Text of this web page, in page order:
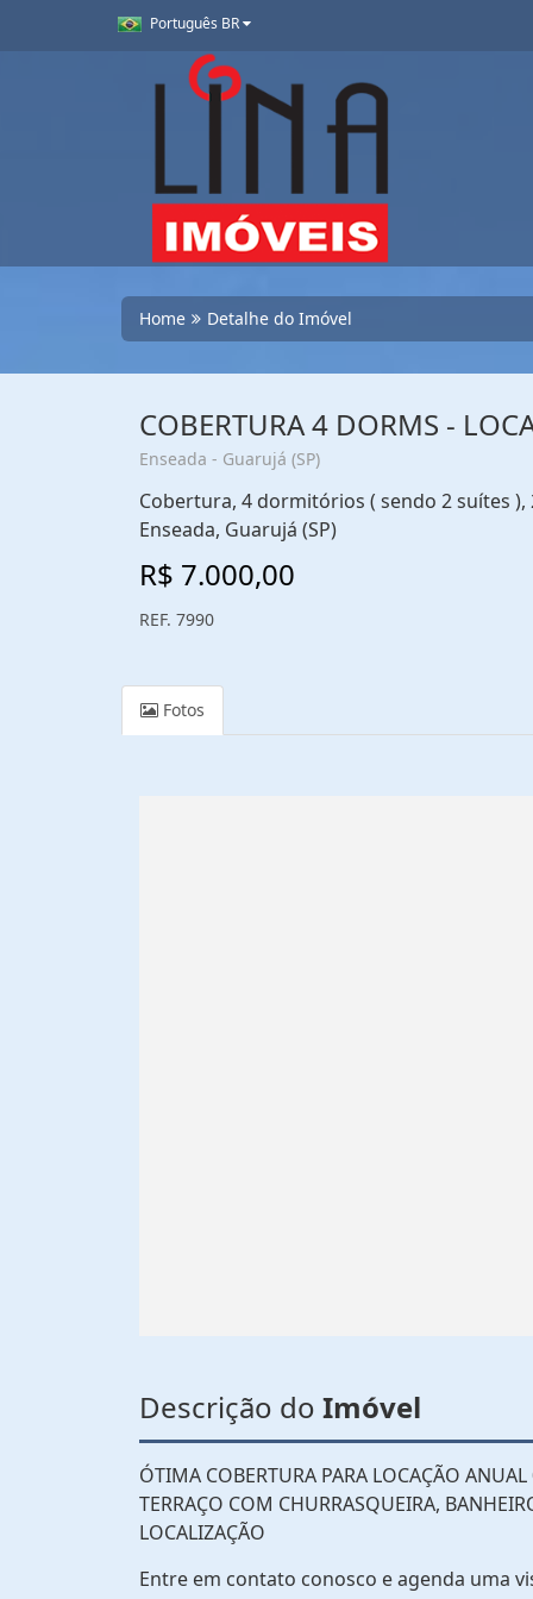
Português BR
Home Detalhe do Imóvel
COBERTURA 4 DORMS -
Enseada - Guarujá (SP)
Cobertura, 4 dormitórios ( sendo 2 suítes
Enseada, Guarujá (SP)
R$ 7.000,00
REF. 7990
Fotos
Descrição do Imóvel
ÓTIMA COBERTURA PARA LOCAÇÃO
TERRAÇO COM CHURRASQUEIRA,
LOCALIZAÇÃO
Entre em contato conosco e agenda uma